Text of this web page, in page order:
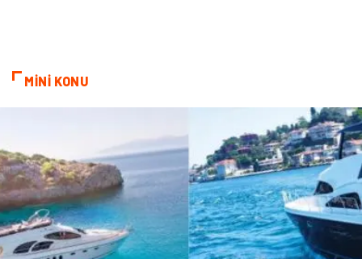
MİNİ KONU